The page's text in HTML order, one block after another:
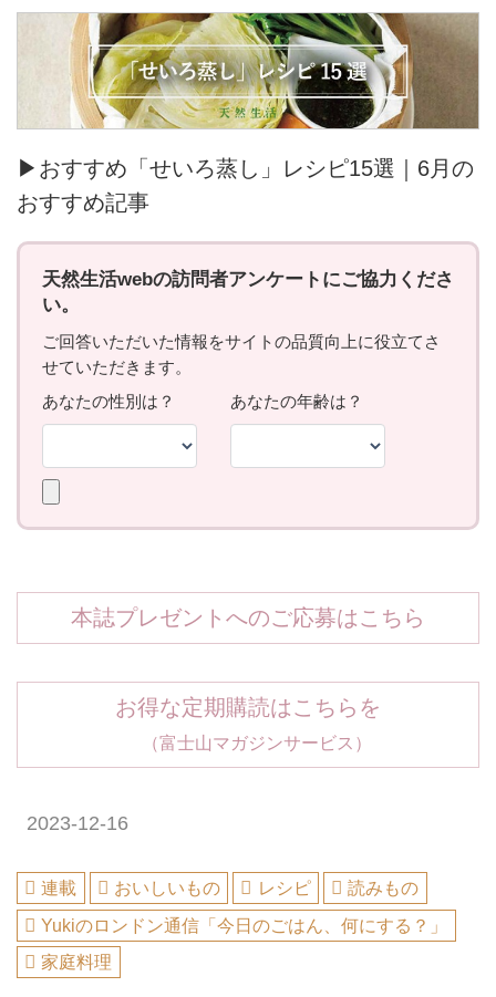
▶おすすめ「せいろ蒸し」レシピ15選｜6月の
おすすめ記事
本誌プレゼントへのご応募はこちら
お得な定期購読はこちらを
（富士山マガジンサービス）
2023-12-16
連載 おいしいもの レシピ
読みもの
Yukiのロンドン通信「今日のごはん、何にする？」
家庭料理